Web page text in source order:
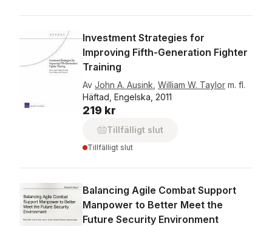
Investment Strategies for
Improving Fifth-Generation Fighter
Training
Av John A. Ausink William W. Taylor m. fl.
Häftad, Engelska, 2011
219 kr
Tillfälligt slut
Tillfälligt slut
Balancing Agile Combat Support
Manpower to Better Meet the
Future Security Environment